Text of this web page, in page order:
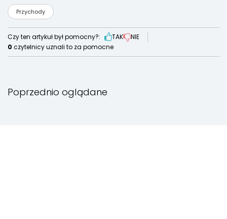
Przychody
Czy ten artykuł był pomocny?: TAK
NIE
0 czytelnicy uznali to za pomocne
Poprzednio oglądane